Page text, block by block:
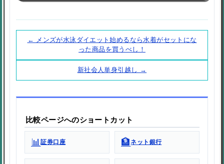
← メンズが水泳ダイエット始めるなら水着がセットにな
った商品を買うべし！
新社会人単身引越し →
比較ページへのショートカット
📊証券口座 🏦ネット銀行